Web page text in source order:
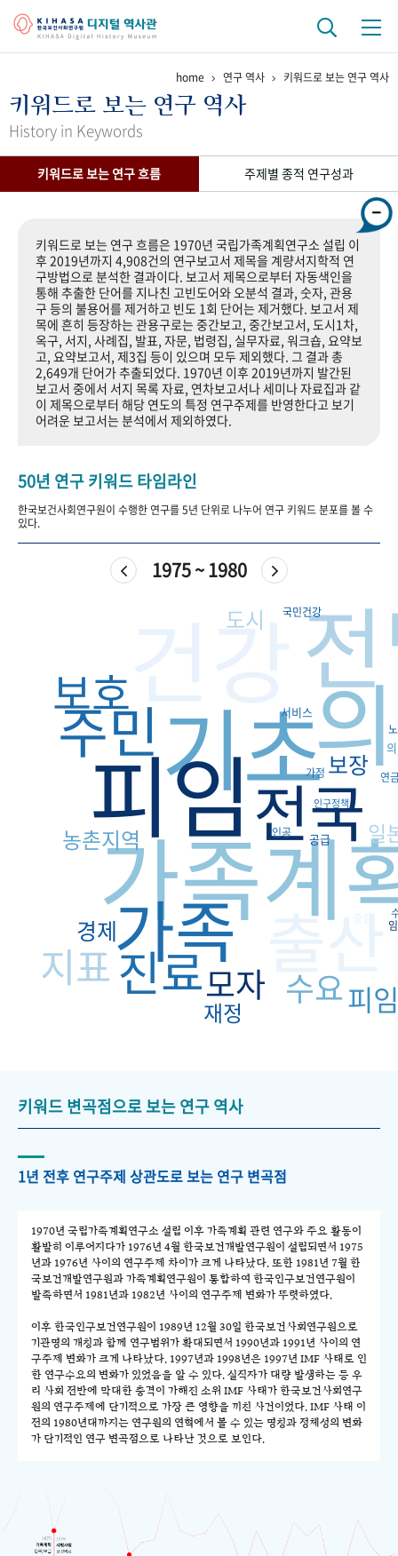
걸어온 길 기관 변천사 역대 기관장
연구 역사
기록물 아카이브
사진 아카이브 문서 기록물 행정박물 영상 기록물
+1주년 기념
성과 50선 숫자로 보는 50년 50+1주년 광장
세계와 함께 한 KIHASA
VR 역사관
home 연구 역사 키워드로 보는 연구 역사
키워드로 보는 연구 역사
History in Keywords
키워드로 보는 연구 흐름 주제별 종적 연구성과
키워드로 보는 연구 흐름은 1970년 국립가족계획연구소 설립 이
후 2019년까지 4,908건의 연구보고서 제목을 계량서지학적 연
구방법으로 분석한 결과이다. 보고서 제목으로부터 자동색인을
통해 추출한 단어를 지나친 고빈도어와 오분석 결과, 숫자, 관용
구 등의 불용어를 제거하고 빈도 1회 단어는 제거했다. 보고서 제
목에 흔히 등장하는 관용구로는 중간보고, 중간보고서, 도시1차,
옥구, 서지, 사례집, 발표, 자문, 법령집, 실무자료, 워크숍, 요약보
고, 요약보고서, 제3집 등이 있으며 모두 제외했다. 그 결과 총
2,649개 단어가 추출되었다. 1970년 이후 2019년까지 발간된
보고서 중에서 서지 목록 자료, 연차보고서나 세미나 자료집과 같
이 제목으로부터 해당 연도의 특정 연구주제를 반영한다고 보기
어려운 보고서는 분석에서 제외하였다.
50년 연구 키워드 타임라인
한국보건사회연구원이 수행한 연구를 5년 단위로 나누어 연구 키워드 분포를 볼 수
있다.
1975 ~ 1980
기초
가족계
피임
건강
가족 출산
전국
주민
진료
보호
지표 모자 수요피
보장
경제
재정
도시
농촌지역 일
서비스
공급
가정 연
국민건강
인공
인구정책
키워드 변곡점으로 보는 연구 역사
1년 전후 연구주제 상관도로 보는 연구 변곡점
1970년 국립가족계획연구소 설립 이후 가족계획 관련 연구와 주요 활동이
활발히 이루어지다가 1976년 4월 한국보건개발연구원이 설립되면서 1975
년과 1976년 사이의 연구주제 차이가 크게 나타났다. 또한 1981년 7월 한
국보건개발연구원과 가족계획연구원이 통합하여 한국인구보건연구원이
발족하면서 1981년과 1982년 사이의 연구주제 변화가 뚜렷하였다.
이후 한국인구보건연구원이 1989년 12월 30일 한국보건사회연구원으로
기관명의 개칭과 함께 연구범위가 확대되면서 1990년과 1991년 사이의 연
구주제 변화가 크게 나타났다. 1997년과 1998년은 1997년 IMF 사태로 인
한 연구수요의 변화가 있었음을 알 수 있다. 실직자가 대량 발생하는 등 우
리 사회 전반에 막대한 충격이 가해진 소위 IMF 사태가 한국보건사회연구
원의 연구주제에 단기적으로 가장 큰 영향을 끼친 사건이었다. IMF 사태 이
전의 1980년대까지는 연구원의 연혁에서 볼 수 있는 명칭과 정체성의 변화
가 단기적인 연구 변곡점으로 나타난 것으로 보인다.